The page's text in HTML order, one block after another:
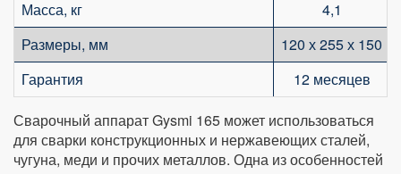
Масса, кг
4,1
Размеры, мм
120 х 255 х 150
Гарантия
12 месяцев
Сварочный аппарат Gysmi 165 может использоваться
для сварки конструкционных и нержавеющих сталей,
чугуна, меди и прочих металлов. Одна из особенностей